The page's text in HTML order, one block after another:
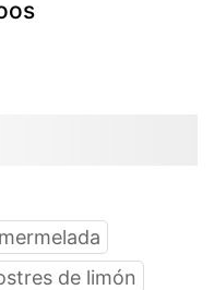
de limón